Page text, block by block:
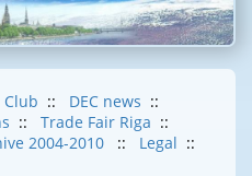
:: DEC news ::
:: Trade Fair Riga ::
2004-2010 :: Legal ::